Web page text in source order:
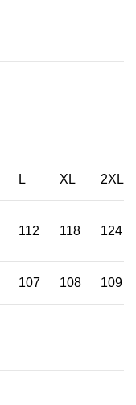
L XL 2XL
112 118 124
107 108 109